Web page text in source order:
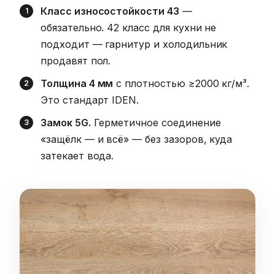
Класс износостойкости 43 —
обязательно. 42 класс для кухни не
подходит — гарнитур и холодильник
продавят пол.
Толщина 4 мм с плотностью ≥2000 кг/м³.
Это стандарт IDEN.
Замок 5G. Герметичное соединение
«защёлк — и всё» — без зазоров, куда
затекает вода.